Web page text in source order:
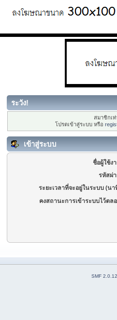
ระวัง!
สมาชิกเ
โปรดเข้าสู่ระบบ หรือ
เข้าสู่ระบบ
ชื่อผู้ใช้ง
รหัสผ่
ระยะเวลาที่จะอยู่ในระบบ (นา
คงสถานะการเข้าระบบไว้ตล
SMF 2.0.12